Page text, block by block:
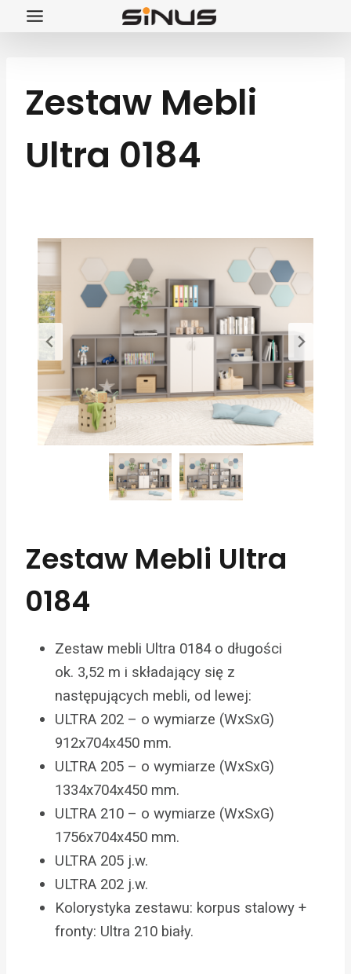
Przejdź
Zestaw Mebli
Ultra 0184
Zestaw Mebli Ultra
0184
Zestaw mebli Ultra 0184 o długości
ok. 3,52 m i składający się z
następujących mebli, od lewej:
ULTRA 202 – o wymiarze (WxSxG)
912x704x450 mm.
ULTRA 205 – o wymiarze (WxSxG)
1334x704x450 mm.
ULTRA 210 – o wymiarze (WxSxG)
1756x704x450 mm.
ULTRA 205 j.w.
ULTRA 202 j.w.
Kolorystyka zestawu: korpus stalowy +
fronty: Ultra 210 biały.